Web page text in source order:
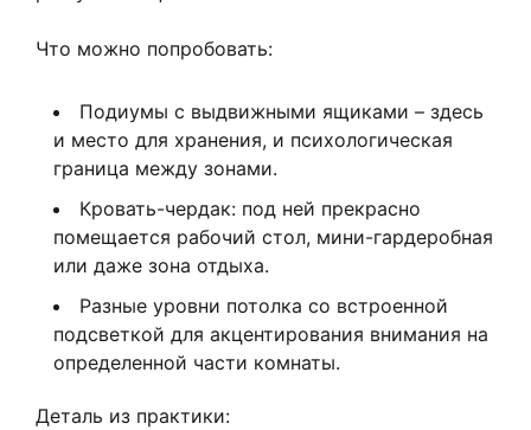
Что можно попробовать:
Подиумы с выдвижными ящиками – здесь
и место для хранения, и психологическая
граница между зонами.
Кровать-чердак: под ней прекрасно
помещается рабочий стол, мини-гардеробная
или даже зона отдыха.
Разные уровни потолка со встроенной
подсветкой для акцентирования внимания на
определенной части комнаты.
Деталь из практики: